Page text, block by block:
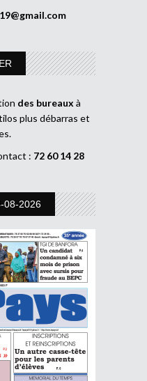
des bureaux à
plus débarras et
: 72 60 14 28
08-2026